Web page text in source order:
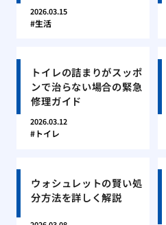
2026.03.15
生活
トイレの詰まりがスッポ
ンで治らない場合の緊急
修理ガイド
2026.03.12
トイレ
ウォシュレットの賢い処
分方法を詳しく解説